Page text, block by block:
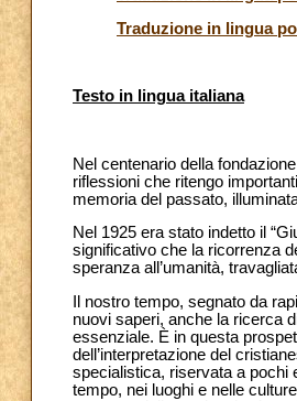
Traduzione in lingua
Testo in lingua italiana
Nel centenario della
riflessioni che ritengo
memoria del passato,
Nel 1925 era stato indetto il
significativo che la ricorrenza
speranza all’umanità,
Il nostro tempo, segnato da
nuovi saperi, anche la ricerca
essenziale. È in questa
dell’interpretazione del
specialistica, riservata a pochi
tempo, nei luoghi e nelle